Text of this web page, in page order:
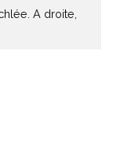
A droite,